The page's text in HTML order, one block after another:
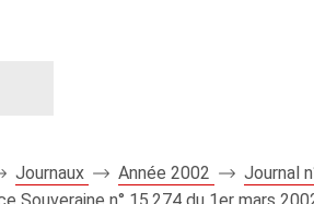
Journaux Année 2002
Journal